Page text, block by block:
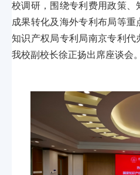
校调研，围绕专利费用政策
成果转化及海外专利布局等
知识产权局专利局南京专利代
我校副校长徐正扬出席座谈会。